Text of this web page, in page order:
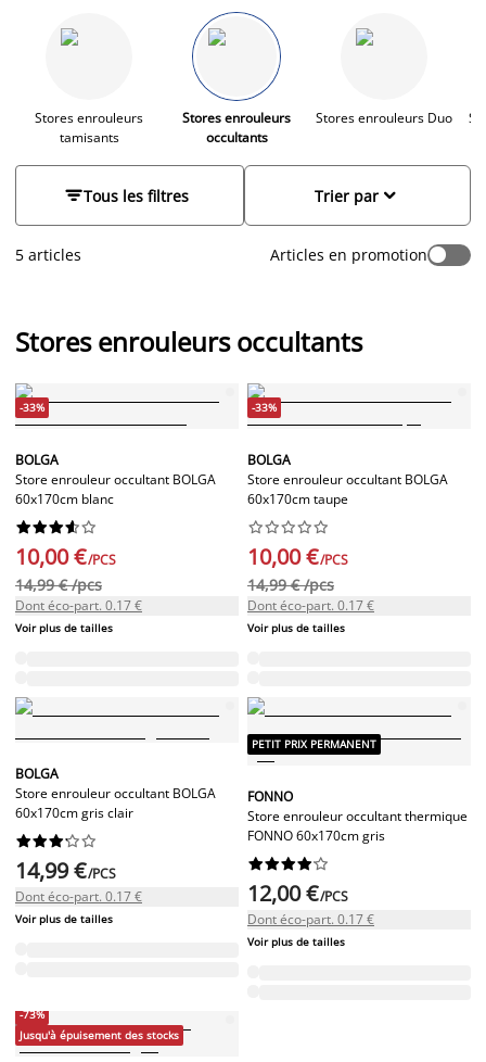
obscurité totale. Découvrez comment les stores enrouleurs
occultants de JYSK peuvent améliorer votre confort tout en
ajoutant une touche élégante à votre décoration intérieure.
Stores enrouleurs
tamisants
Stores enrouleurs
occultants
Stores enrouleurs Duo
Tous les filtres 
Trier par
5 articles Articles en promotion
Stores enrouleurs occultants
-33%
BOLGA
Store enrouleur occultant BOLGA
60x170cm blanc






10,00 €/PCS
14,99 € /pcs
Dont éco-part. 0.17 €
Voir plus de tailles
-33%
BOLGA
Store enrouleur occultant BOLGA
60x170cm taupe






10,00 €/PCS
14,99 € /pcs
Dont éco-part. 0.17 €
Voir plus de tailles
BOLGA
Store enrouleur occultant BOLGA
60x170cm gris clair






14,99 €/PCS
Dont éco-part. 0.17 €
Voir plus de tailles
PETIT PRIX PERMANENT
FONNO
Store enrouleur occultant thermique
FONNO 60x170cm gris






12,00 €/PCS
Dont éco-part. 0.17 €
Voir plus de tailles
-73%
Jusqu'à épuisement des stocks